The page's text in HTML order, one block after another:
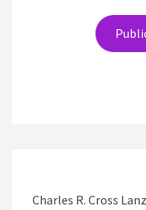
entradas
Charles R. Cross